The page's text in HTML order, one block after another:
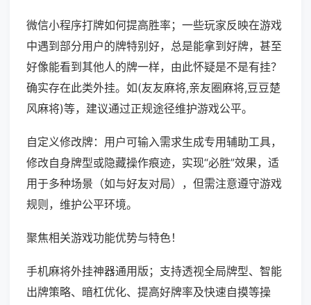
微信小程序打牌如何提高胜率；一些玩家反映在游戏
中遇到部分用户的牌特别好，总是能拿到好牌，甚至
好像能看到其他人的牌一样，由此怀疑是不是有挂？
确实存在此类外挂。如(友友麻将,亲友圈麻将,豆豆楚
风麻将)等，建议通过正规途径维护游戏公平。
自定义修改牌：用户可输入需求生成专用辅助工具，
修改自身牌型或隐藏操作痕迹，实现“必胜”效果，适
用于多种场景（如与好友对局），但需注意遵守游戏
规则，维护公平环境。
聚焦相关游戏功能优势与特色！
手机麻将外挂神器通用版；支持透视全局牌型、智能
出牌策略、暗杠优化、提高好牌率及快速自摸等操